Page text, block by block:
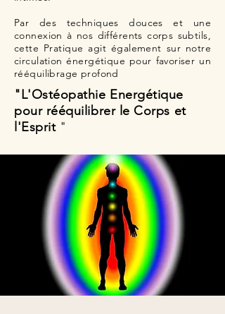
Par des techniques douces et une
connexion à nos différents corps subtils,
cette Pratique agit également sur notre
circulation énergétique pour favoriser un
rééquilibrage profond
"L'Ostéopathie Energétique
pour rééquilibrer le Corps et
l'Esprit"